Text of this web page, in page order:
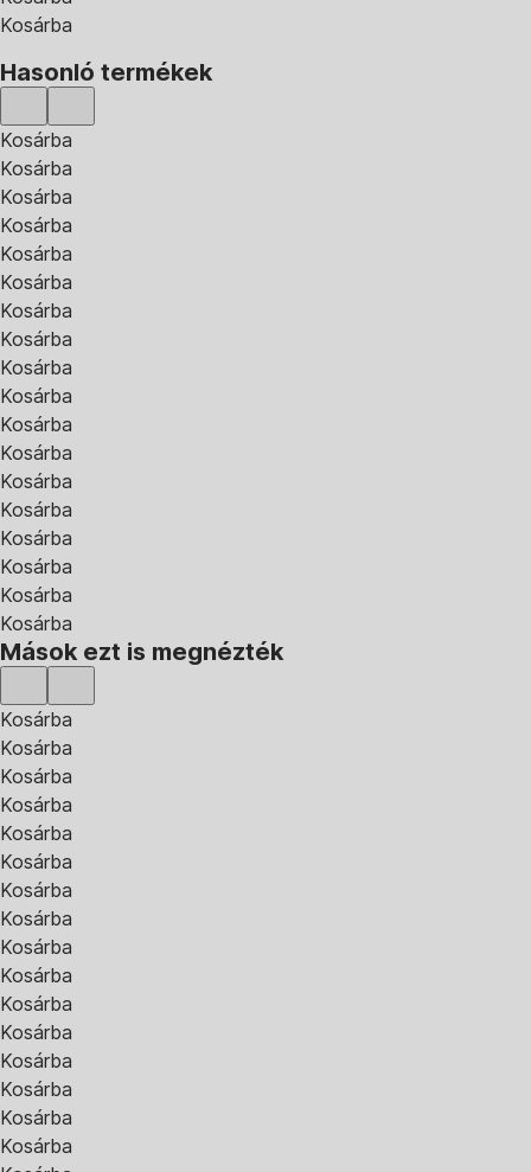
Kosárba
Hasonló termékek
Kosárba
Kosárba
Kosárba
Kosárba
Kosárba
Kosárba
Kosárba
Kosárba
Kosárba
Kosárba
Kosárba
Kosárba
Kosárba
Kosárba
Kosárba
Kosárba
Kosárba
Kosárba
Mások ezt is megnézték
Kosárba
Kosárba
Kosárba
Kosárba
Kosárba
Kosárba
Kosárba
Kosárba
Kosárba
Kosárba
Kosárba
Kosárba
Kosárba
Kosárba
Kosárba
Kosárba